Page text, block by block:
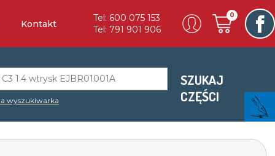
Kontakt
Tel: 600 075 153
Tel: 791 901 906
0
wyszukiwarka
SZUKAJ
CZĘŚCI